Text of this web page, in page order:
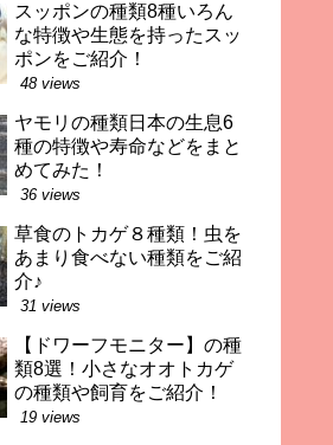
スッポンの種類8種いろん
な特徴や生態を持ったスッ
ポンをご紹介！
48 views
ヤモリの種類日本の生息6
種の特徴や寿命などをまと
めてみた！
36 views
草食のトカゲ８種類！虫を
あまり食べない種類をご紹
介♪
31 views
【ドワーフモニター】の種
類8選！小さなオオトカゲ
の種類や飼育をご紹介！
19 views